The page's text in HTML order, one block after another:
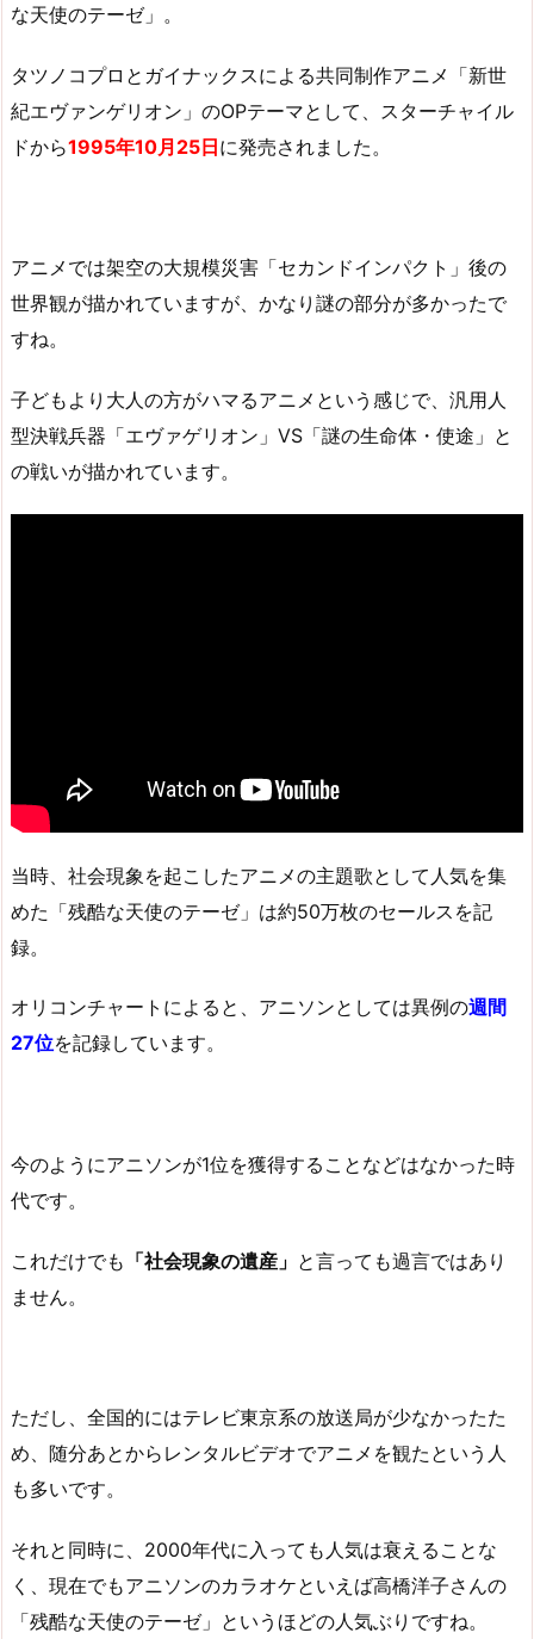
な天使のテーゼ」。
タツノコプロとガイナックスによる共同制作アニメ「新世
紀エヴァンゲリオン」のOPテーマとして、スターチャイル
ドから1995年10月25日に発売されました。
アニメでは架空の大規模災害「セカンドインパクト」後の
世界観が描かれていますが、かなり謎の部分が多かったで
すね。
子どもより大人の方がハマるアニメという感じで、汎用人
型決戦兵器「エヴァゲリオン」VS「謎の生命体・使途」と
の戦いが描かれています。
当時、社会現象を起こしたアニメの主題歌として人気を集
めた「残酷な天使のテーゼ」は約50万枚のセールスを記
録。
オリコンチャートによると、アニソンとしては異例の週間
27位を記録しています。
今のようにアニソンが1位を獲得することなどはなかった時
代です。
これだけでも 「社会現象の遺産」 と言っても過言ではあり
ません。
ただし、全国的にはテレビ東京系の放送局が少なかったた
め、随分あとからレンタルビデオでアニメを観たという人
も多いです。
それと同時に、2000年代に入っても人気は衰えることな
く、現在でもアニソンのカラオケといえば高橋洋子さんの
「残酷な天使のテーゼ」というほどの人気ぶりですね。